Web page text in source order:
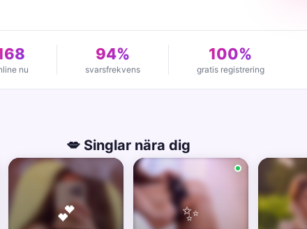
nu
94%
svarsfrekvens
100%
gratis registrering
💋 Singlar nära dig
💕 ✨